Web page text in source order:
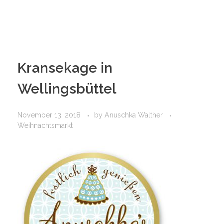
Kransekage in
Wellingsbüttel
November 13, 2018 by Anuschka Walther
Weihnachtsmarkt